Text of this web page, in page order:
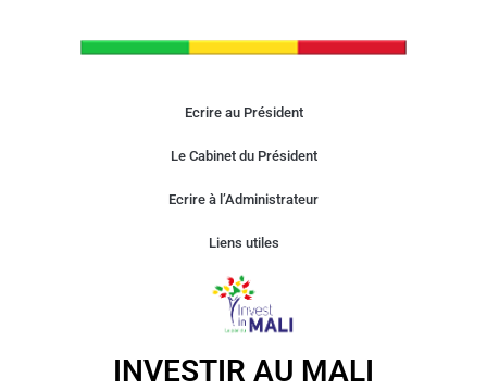
Ecrire au Président
Le Cabinet du Président
Ecrire à l’Administrateur
Liens utiles
INVESTIR AU MALI